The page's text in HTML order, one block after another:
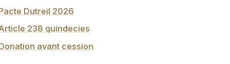
Dutreil 2026
238 quindecies
avant cession